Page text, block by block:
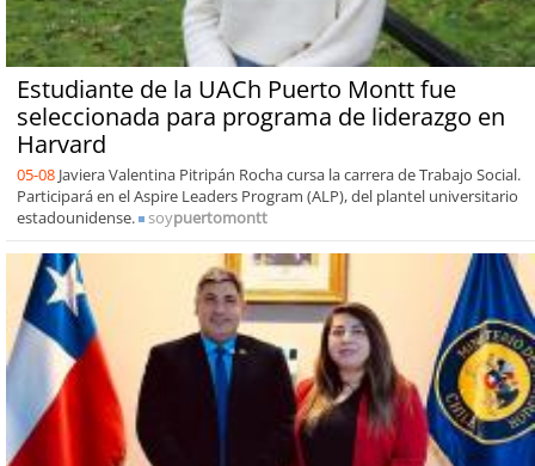
Estudiante de la UACh Puerto Montt fue
seleccionada para programa de liderazgo en
Harvard
05-08 Javiera Valentina Pitripán Rocha cursa la carrera de Trabajo Social.
Participará en el Aspire Leaders Program (ALP), del plantel universitario
estadounidense.
soypuertomontt